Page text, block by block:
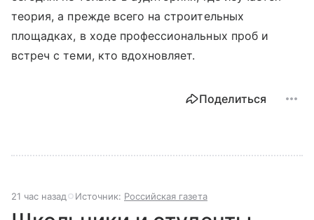
теория, а прежде всего на строительных
площадках, в ходе профессиональных проб и
встреч с теми, кто вдохновляет.
Поделиться
21 час назад Источник: Российская газета